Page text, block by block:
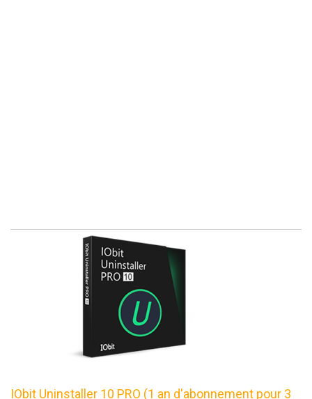
IObit Uninstaller 10 PRO (1 an d'abonnement pour 3